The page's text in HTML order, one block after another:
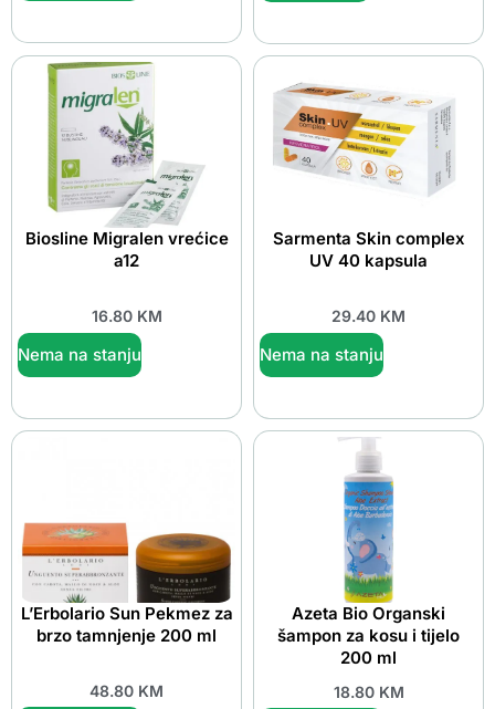
Biosline Migralen vrećice
a12
16.80 KM
Nema na stanju
Sarmenta Skin complex
UV 40 kapsula
29.40 KM
Nema na stanju
L’Erbolario Sun Pekmez za
brzo tamnjenje 200 ml
48.80 KM
Azeta Bio Organski
šampon za kosu i tijelo
200 ml
18.80 KM